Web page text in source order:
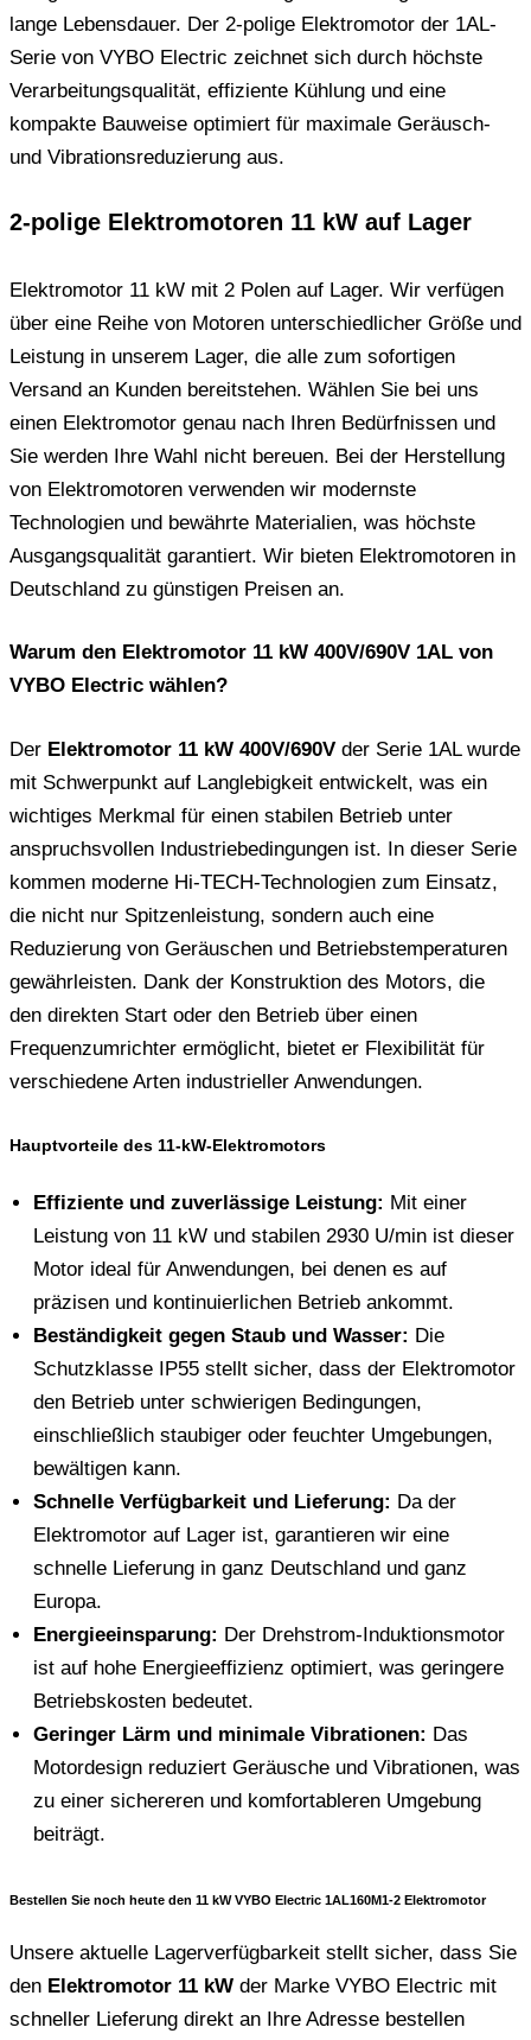
lange Lebensdauer. Der 2-polige Elektromotor der 1AL-
Serie von VYBO Electric zeichnet sich durch höchste
Verarbeitungsqualität, effiziente Kühlung und eine
kompakte Bauweise optimiert für maximale Geräusch-
und Vibrationsreduzierung aus.
2-polige Elektromotoren 11 kW auf Lager
Elektromotor 11 kW mit 2 Polen auf Lager. Wir verfügen
über eine Reihe von Motoren unterschiedlicher Größe und
Leistung in unserem Lager, die alle zum sofortigen
Versand an Kunden bereitstehen. Wählen Sie bei uns
einen Elektromotor genau nach Ihren Bedürfnissen und
Sie werden Ihre Wahl nicht bereuen. Bei der Herstellung
von Elektromotoren verwenden wir modernste
Technologien und bewährte Materialien, was höchste
Ausgangsqualität garantiert. Wir bieten Elektromotoren in
Deutschland zu günstigen Preisen an.
Warum den Elektromotor 11 kW 400V/690V 1AL von
VYBO Electric wählen?
Der Elektromotor 11 kW 400V/690V der Serie 1AL wurde
mit Schwerpunkt auf Langlebigkeit entwickelt, was ein
wichtiges Merkmal für einen stabilen Betrieb unter
anspruchsvollen Industriebedingungen ist. In dieser Serie
kommen moderne Hi-TECH-Technologien zum Einsatz,
die nicht nur Spitzenleistung, sondern auch eine
Reduzierung von Geräuschen und Betriebstemperaturen
gewährleisten. Dank der Konstruktion des Motors, die
den direkten Start oder den Betrieb über einen
Frequenzumrichter ermöglicht, bietet er Flexibilität für
verschiedene Arten industrieller Anwendungen.
Hauptvorteile des 11-kW-Elektromotors
Effiziente und zuverlässige Leistung: Mit einer
Leistung von 11 kW und stabilen 2930 U/min ist dieser
Motor ideal für Anwendungen, bei denen es auf
präzisen und kontinuierlichen Betrieb ankommt.
Beständigkeit gegen Staub und Wasser: Die
Schutzklasse IP55 stellt sicher, dass der Elektromotor
den Betrieb unter schwierigen Bedingungen,
einschließlich staubiger oder feuchter Umgebungen,
bewältigen kann.
Schnelle Verfügbarkeit und Lieferung: Da der
Elektromotor auf Lager ist, garantieren wir eine
schnelle Lieferung in ganz Deutschland und ganz
Europa.
Energieeinsparung: Der Drehstrom-Induktionsmotor
ist auf hohe Energieeffizienz optimiert, was geringere
Betriebskosten bedeutet.
Geringer Lärm und minimale Vibrationen: Das
Motordesign reduziert Geräusche und Vibrationen, was
zu einer sichereren und komfortableren Umgebung
beiträgt.
Bestellen Sie noch heute den 11 kW VYBO Electric 1AL160M1-2 Elektromotor
Unsere aktuelle Lagerverfügbarkeit stellt sicher, dass Sie
den Elektromotor 11 kW der Marke VYBO Electric mit
schneller Lieferung direkt an Ihre Adresse bestellen